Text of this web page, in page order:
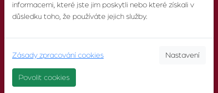
O nás
Náš tým
Volná pracovní místa
informacemi, které jste jim poskytli nebo které získali v
důsledku toho, že používáte jejich služby.
Zásady zpracování cookies Nastavení
Povolit cookies